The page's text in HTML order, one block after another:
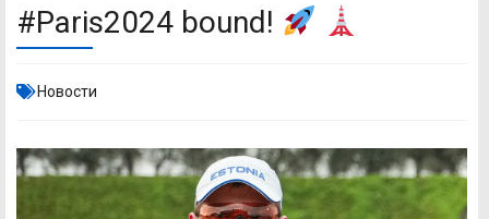
#Paris2024 bound!
Новости